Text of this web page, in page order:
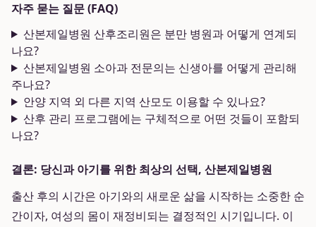
자주 묻는 질문 (FAQ)
산본제일병원 산후조리원은 분만 병원과 어떻게 연계되
나요?
산본제일병원 소아과 전문의는 신생아를 어떻게 관리해
주나요?
안양 지역 외 다른 지역 산모도 이용할 수 있나요?
산후 관리 프로그램에는 구체적으로 어떤 것들이 포함되
나요?
결론: 당신과 아기를 위한 최상의 선택, 산본제일병원
출산 후의 시간은 아기와의 새로운 삶을 시작하는 소중한 순
간이자, 여성의 몸이 재정비되는 결정적인 시기입니다. 이